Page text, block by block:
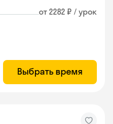
от 2282 ₽ / урок
Выбрать время